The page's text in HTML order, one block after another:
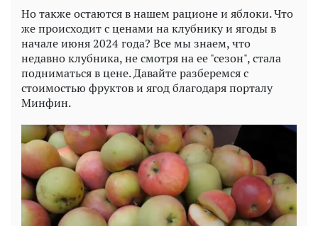
Но также остаются в нашем рационе и яблоки. Что
же происходит с ценами на клубнику и ягоды в
начале июня 2024 года? Все мы знаем, что
недавно клубника, не смотря на ее "сезон", стала
подниматься в цене. Давайте разберемся с
стоимостью фруктов и ягод благодаря порталу
Минфин.